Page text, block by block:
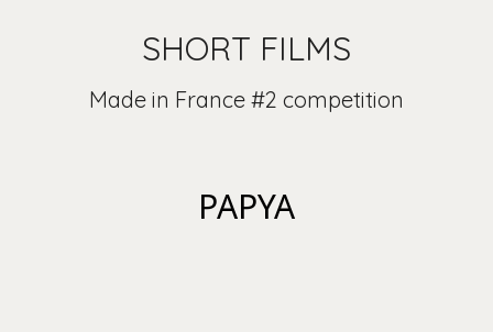
SHORT FILMS
Made in France #2 competition
PAPYA